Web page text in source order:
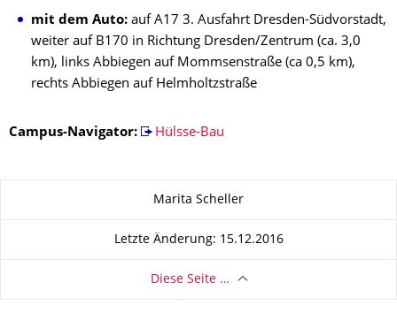
mit dem Auto: auf A17 3. Ausfahrt Dresden-Südvorstadt,
weiter auf B170 in Richtung Dresden/Zentrum (ca. 3,0
km), links Abbiegen auf Mommsenstraße (ca 0,5 km),
rechts Abbiegen auf Helmholtzstraße
Campus-Navigator: Hülsse-Bau
Marita Scheller
Letzte Änderung: 15.12.2016
Diese Seite …